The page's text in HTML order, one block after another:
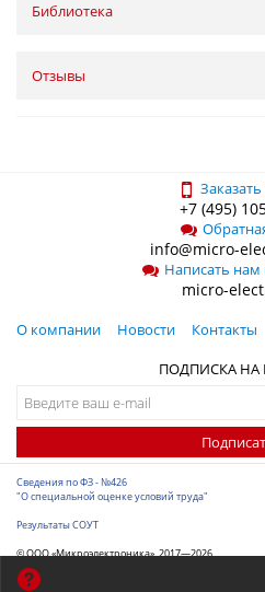
Библиотека
Отзывы
+7 (495)
info@micro-
Написать нам
micro-
О компании Новости
Контакты
ПОДПИСКА НА
Сведения по ФЗ - №426
"О специальной оценке условий труда"
Результаты СОУТ
© ООО «Микроэлектроника», 2017—2026
Разработка сайта